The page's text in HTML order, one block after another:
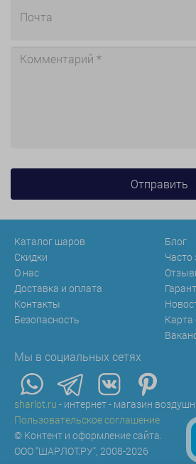
Каталог шаров
Скидки
О нас
Доставка и оплата
Контакты
Безопасность
Блог
Карта
Мы в социальных сетях
sharlot.ru - интернет - магазин
Пользовательское соглашение
© Контент и оформление сайта.
ООО "ШАРЛОТ.РУ", 2008-2026